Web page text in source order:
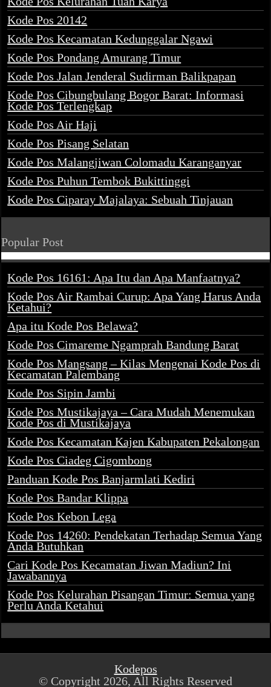
Kode Pos 20142
Kode Pos Kecamatan Kedunggalar Ngawi
Kode Pos Pondang Amurang Timur
Kode Pos Jalan Jenderal Sudirman Balikpapan
Kode Pos Cibungbulang Bogor Barat: Informasi
Kode Pos Terlengkap
Kode Pos Air Haji
Kode Pos Pisang Selatan
Kode Pos Malangjiwan Colomadu Karanganyar
Kode Pos Puhun Tembok Bukittinggi
Kode Pos Ciparay Majalaya: Sebuah Tinjauan
Popular Post
Kode Pos 16161: Apa Itu dan Apa Manfaatnya?
Kode Pos Air Rambai Curup: Apa Yang Harus Anda
Ketahui?
Apa itu Kode Pos Belawa?
Kode Pos Cimareme Ngamprah Bandung Barat
Kode Pos Mangsang – Kilas Mengenai Kode Pos di
Kecamatan Palembang
Kode Pos Sipin Jambi
Kode Pos Mustikajaya – Cara Mudah Menemukan
Kode Pos di Mustikajaya
Kode Pos Kecamatan Kajen Kabupaten Pekalongan
Kode Pos Ciadeg Cigombong
Panduan Kode Pos Banjarmlati Kediri
Kode Pos Bandar Klippa
Kode Pos Kebon Lega
Kode Pos 14260: Pendekatan Terhadap Semua Yang
Anda Butuhkan
Cari Kode Pos Kecamatan Jiwan Madiun? Ini
Jawabannya
Kode Pos Kelurahan Pisangan Timur: Semua yang
Perlu Anda Ketahui
Kodepos
© Copyright 2026, All Rights Reserved